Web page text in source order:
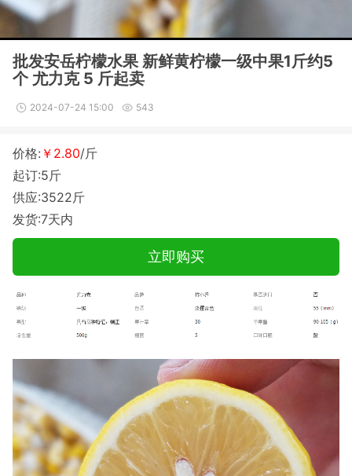
批发安岳柠檬水果 新鲜黄柠檬一级中果1斤约5
个 尤力克 5 斤起卖
2024-07-24 15:00 543
价格: ￥2.80/斤
起订:5斤
供应:3522斤
发货:7天内
立即购买